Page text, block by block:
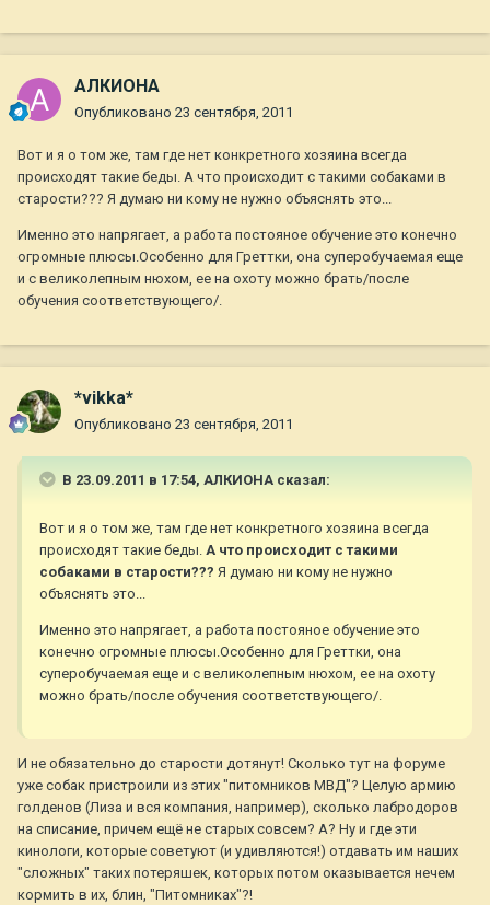
АЛКИОНА
Опубликовано 23 сентября, 2011
Вот и я о том же, там где нет конкретного хозяина всегда
происходят такие беды. А что происходит с такими собаками в
старости??? Я думаю ни кому не нужно объяснять это...
Именно это напрягает, а работа постояное обучение это конечно
огромные плюсы.Особенно для Греттки, она суперобучаемая еще
и с великолепным нюхом, ее на охоту можно брать/после
обучения соответствующего/.
*vikka*
Опубликовано 23 сентября, 2011
В 23.09.2011 в 17:54, АЛКИОНА сказал:
Вот и я о том же, там где нет конкретного хозяина всегда
происходят такие беды. А что происходит с такими
собаками в старости??? Я думаю ни кому не нужно
объяснять это...
Именно это напрягает, а работа постояное обучение это
конечно огромные плюсы.Особенно для Греттки, она
суперобучаемая еще и с великолепным нюхом, ее на охоту
можно брать/после обучения соответствующего/.
И не обязательно до старости дотянут! Сколько тут на форуме
уже собак пристроили из этих "питомников МВД"? Целую армию
голденов (Лиза и вся компания, например), сколько лабродоров
на списание, причем ещё не старых совсем? А? Ну и где эти
кинологи, которые советуют (и удивляются!) отдавать им наших
"сложных" таких потеряшек, которых потом оказывается нечем
кормить в их, блин, "Питомниках"?!